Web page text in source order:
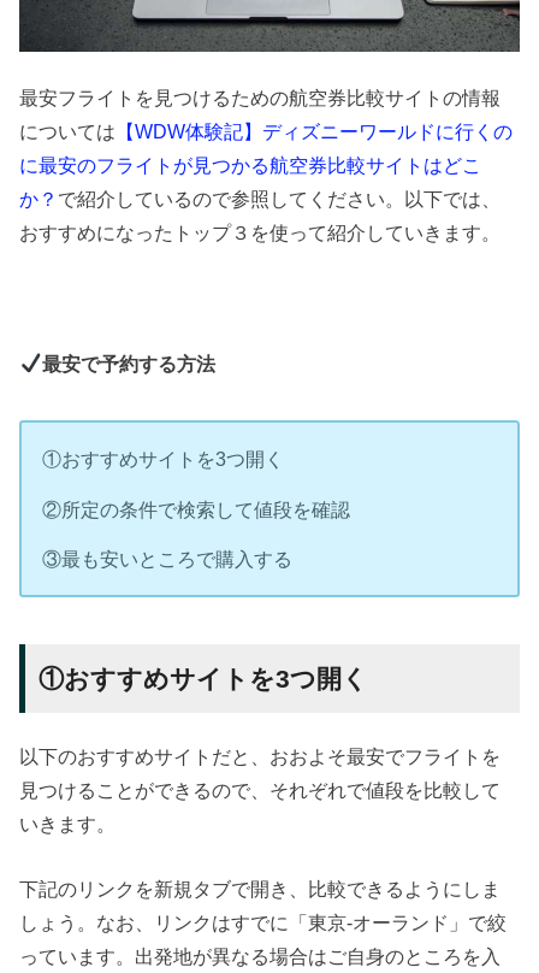
最安フライトを見つけるための航空券比較サイトの情報
については 【WDW体験記】ディズニーワールドに行くの
に最安のフライトが見つかる航空券比較サイトはどこ
か？ で紹介しているので参照してください。以下では、
おすすめになったトップ３を使って紹介していきます。
最安で予約する方法
①おすすめサイトを3つ開く
②所定の条件で検索して値段を確認
③最も安いところで購入する
①おすすめサイトを3つ開く
以下のおすすめサイトだと、おおよそ最安でフライトを
見つけることができるので、それぞれで値段を比較して
いきます。
下記のリンクを新規タブで開き、比較できるようにしま
しょう。なお、リンクはすでに「東京-オーランド」で絞
っています。出発地が異なる場合はご自身のところを入